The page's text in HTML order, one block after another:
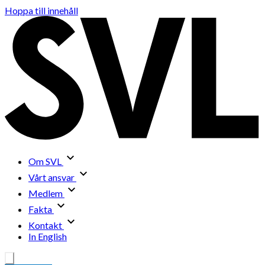
Hoppa till innehåll
Om SVL
Vårt ansvar
Medlem
Fakta
Kontakt
In English